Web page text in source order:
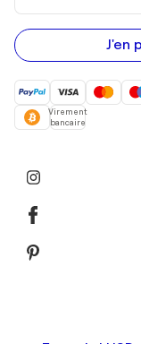
adresse
e-
mail
J'en
Virement
bancaire